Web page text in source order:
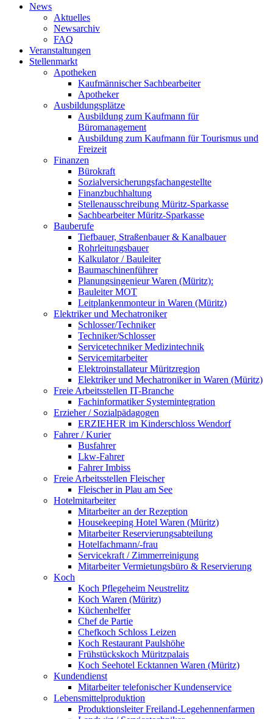
News
Aktuelles
Newsarchiv
FAQ
Veranstaltungen
Stellenmarkt
Apotheken
Kaufmännischer Sachbearbeiter
Apotheker
Ausbildungsplätze
Ausbildung zum Kaufmann für
Büromanagement
Ausbildung zum Kaufmann für Tourismus und
Freizeit
Finanzen
Bürokraft
Sozialversicherungsfachangestellte
Finanzbuchhaltung
Stellenausschreibung Müritz-Sparkasse
Sachbearbeiter Müritz-Sparkasse
Bauberufe
Tiefbauer, Straßenbauer & Kanalbauer
Rohrleitungsbauer
Kalkulator / Bauleiter
Baumaschinenführer
Planungsingenieur Waren (Müritz):
Bauleiter MOT
Leitplankenmonteur in Waren (Müritz)
Elektriker und Mechatroniker
Schlosser/Techniker
Techniker/Schlosser
Servicetechniker Medizintechnik
Servicemitarbeiter
Elektroinstallateur Müritzregion
Elektriker und Mechatroniker in Waren (Müritz)
Freie Arbeitsstellen IT-Branche
Fachinformatiker Systemintegration
Erzieher / Sozialpädagogen
ERZIEHER im Kinderschloss Wendorf
Fahrer / Kurier
Busfahrer
Lkw-Fahrer
Fahrer Imbiss
Freie Arbeitsstellen Fleischer
Fleischer in Plau am See
Hotelmitarbeiter
Mitarbeiter an der Rezeption
Housekeeping Hotel Waren (Müritz)
Mitarbeiter Reservierungsabteilung
Hotelfachmann/-frau
Servicekraft / Zimmerreinigung
Mitarbeiter Vermietungsbüro & Reservierung
Koch
Koch Pflegeheim Neustrelitz
Koch Waren (Müritz)
Küchenhelfer
Chef de Partie
Chefkoch Schloss Leizen
Koch Restaurant Paulshöhe
Frühstückskoch Müritzpalais
Koch Seehotel Ecktannen Waren (Müritz)
Kundendienst
Mitarbeiter telefonischer Kundenservice
Lebensmittelproduktion
Produktionsleiter Freiland-Legehennenfarmen